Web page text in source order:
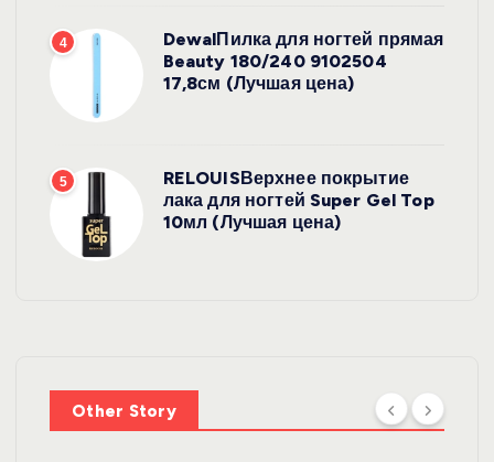
4
DewalПилка для ногтей прямая
Beauty 180/240 9102504
17,8см (Лучшая цена)
5
RELOUISВерхнее покрытие
лака для ногтей Super Gel Top
10мл (Лучшая цена)
Other Story
волос
против
DewalЩетк